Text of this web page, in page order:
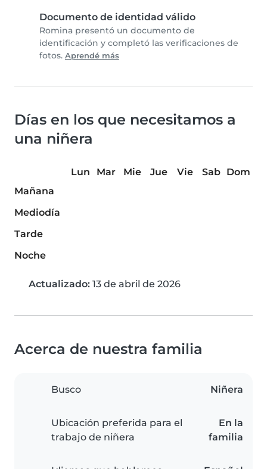
Documento de identidad válido
Romina presentó un documento de
identificación y completó las verificaciones de
fotos. Aprendé más
Días en los que necesitamos a
una niñera
Lun Mar Mie Jue Vie Sab
Dom
Mañana
Mediodía
Tarde
Noche
Actualizado: 13 de abril de 2026
Acerca de nuestra familia
Busco Niñera
Ubicación preferida para el
trabajo de niñera
En la
familia